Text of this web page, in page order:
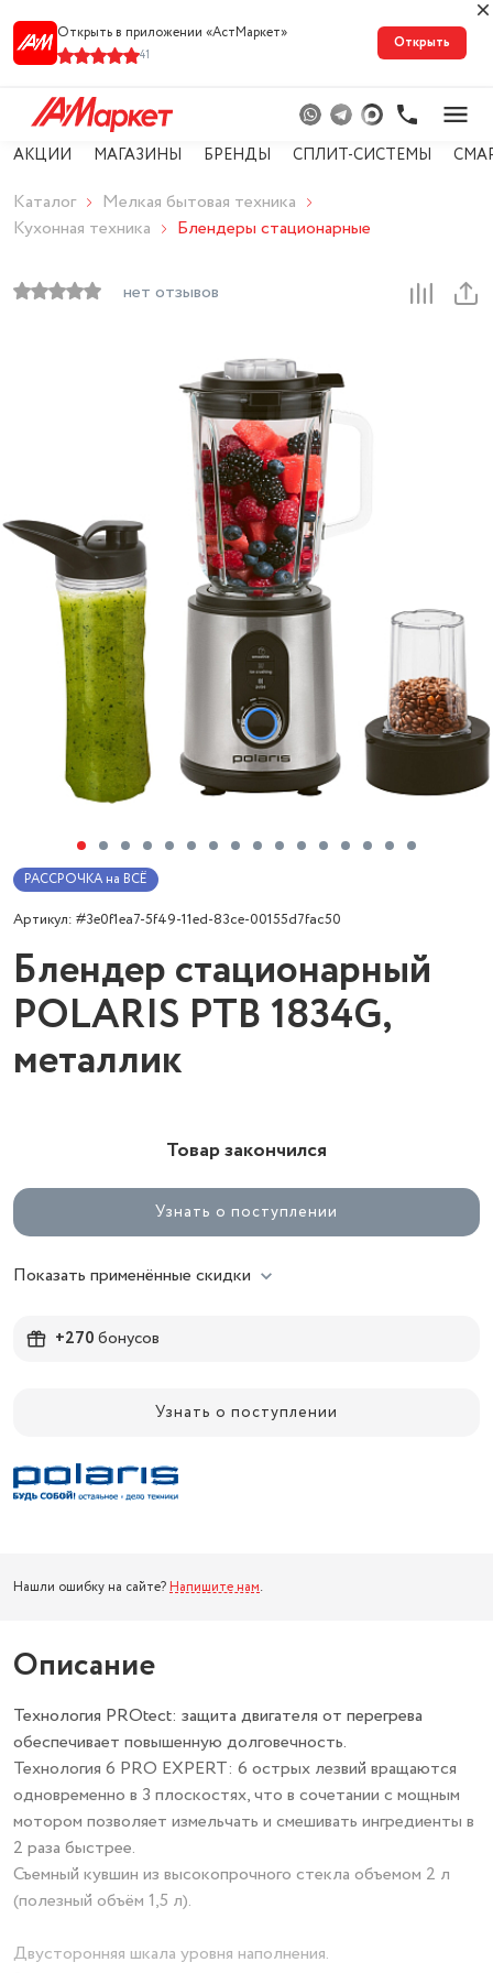
Открыть в приложении «АстМарке‪т‬»
41
Открыть
АКЦИИ МАГАЗИНЫ БРЕНДЫ СПЛИТ-СИСТЕМЫ
Каталог
Мелкая бытовая техника
Кухонная техника
Блендеры стационарные
нет отзывов
РАССРОЧКА на ВСЁ
Артикул: #3e0f1ea7-5f49-11ed-83ce-00155d7fac50
Блендер стационарный
POLARIS PTB 1834G,
металлик
Товар закончился
Узнать о поступлении
Показать применённые скидки
+270бонусов
Узнать о поступлении
Нашли ошибку на сайте? Напишите нам.
Описание
Технология PROtect: защита двигателя от перегрева
обеспечивает повышенную долговечность.
Технология 6 PRO EXPERT: 6 острых лезвий вращаются
одновременно в 3 плоскостях, что в сочетании с мощным
мотором позволяет измельчать и смешивать ингредиенты в
2 раза быстрее.
Съемный кувшин из высокопрочного стекла объемом 2 л
(полезный объём 1,5 л).
Двусторонняя шкала уровня наполнения.